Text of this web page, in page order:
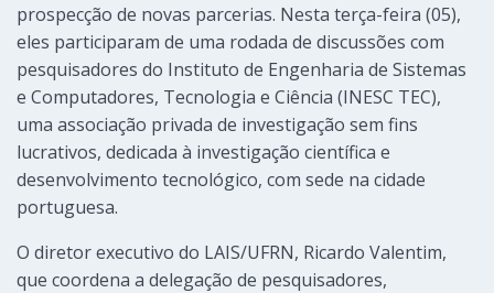
prospecção de novas parcerias. Nesta terça-feira (05),
eles participaram de uma rodada de discussões com
pesquisadores do Instituto de Engenharia de Sistemas
e Computadores, Tecnologia e Ciência (INESC TEC),
uma associação privada de investigação sem fins
lucrativos, dedicada à investigação científica e
desenvolvimento tecnológico, com sede na cidade
portuguesa.
O diretor executivo do LAIS/UFRN, Ricardo Valentim,
que coordena a delegação de pesquisadores,